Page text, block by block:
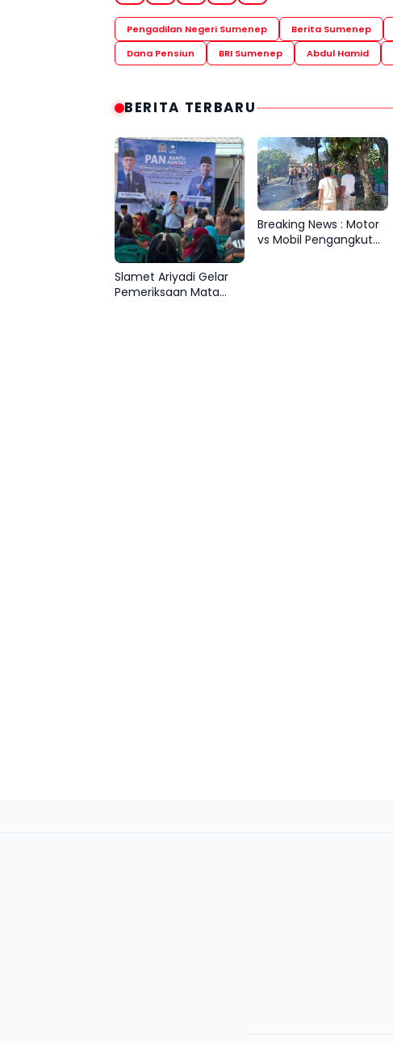
Pengadilan Negeri Sumenep Berita Sumenep
Dana Pensiun
BRI Sumenep Abdul Hamid
BERITA TERBARU
Slamet Ariyadi Gelar
Pemeriksaan Mata
Breaking News : Motor
vs Mobil Pengangkut